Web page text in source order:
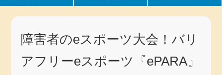
障害者のeスポーツ大会！バリ
アフリーeスポーツ『ePARA』